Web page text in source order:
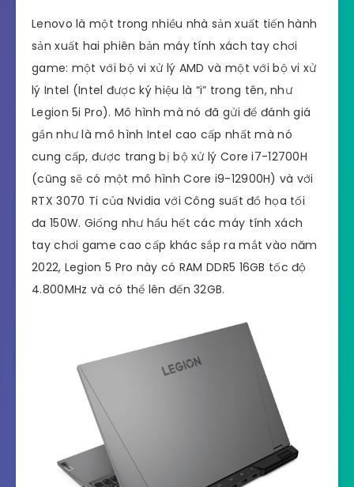
Lenovo là một trong nhiều nhà sản xuất tiến hành
sản xuất hai phiên bản máy tính xách tay chơi
game: một với bộ vi xử lý AMD và một với bộ vi xử
lý Intel (Intel được ký hiệu là “i” trong tên, như
Legion 5i Pro). Mô hình mà nó đã gửi để đánh giá
gần như là mô hình Intel cao cấp nhất mà nó
cung cấp, được trang bị bộ xử lý Core i7-12700H
(cũng sẽ có một mô hình Core i9-12900H) và với
RTX 3070 Ti của Nvidia với Công suất đồ họa tối
đa 150W. Giống như hầu hết các máy tính xách
tay chơi game cao cấp khác sắp ra mắt vào năm
2022, Legion 5 Pro này có RAM DDR5 16GB tốc độ
4.800MHz và có thể lên đến 32GB.